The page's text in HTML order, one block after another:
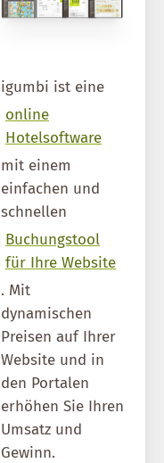
igumbi ist eine
online
Hotelsoftware
mit einem
einfachen und
schnellen
Buchungstool
für Ihre Website
. Mit
dynamischen
Preisen auf Ihrer
Website und in
den Portalen
erhöhen Sie Ihren
Umsatz und
Gewinn.